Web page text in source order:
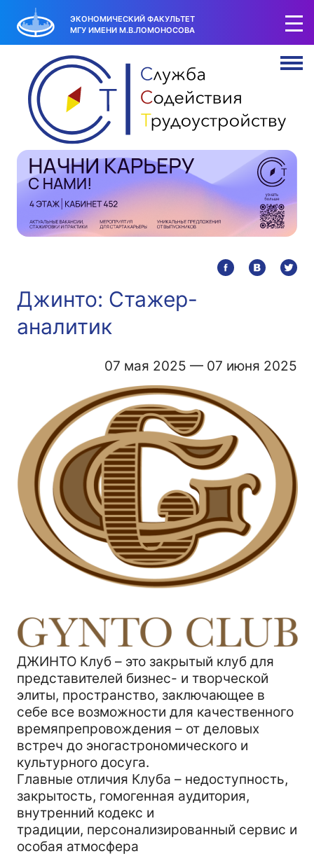
ЭКОНОМИЧЕСКИЙ ФАКУЛЬТЕТ
МГУ ИМЕНИ М.В.ЛОМОНОСОВА
Джинто: Стажер-
аналитик
07 мая 2025 — 07 июня 2025
ДЖИНТО Клуб – это закрытый клуб для
представителей бизнес- и творческой
элиты, пространство, заключающее в
себе все возможности для качественного
времяпрепровождения – от деловых
встреч до эногастрономического и
культурного досуга.
Главные отличия Клуба – недоступность,
закрытость, гомогенная аудитория,
внутренний кодекс и
традиции, персонализированный сервис и
особая атмосфера